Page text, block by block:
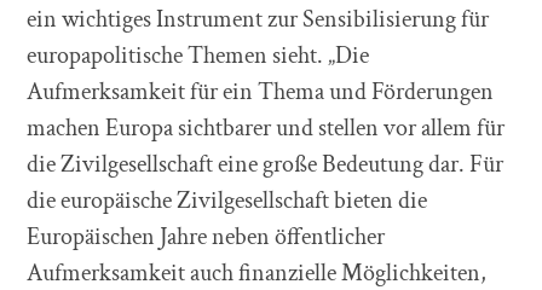
ein wichtiges Instrument zur Sensibilisierung für
europapolitische Themen sieht. „Die
Aufmerksamkeit für ein Thema und Förderungen
machen Europa sichtbarer und stellen vor allem für
die Zivilgesellschaft eine große Bedeutung dar. Für
die europäische Zivilgesellschaft bieten die
Europäischen Jahre neben öffentlicher
Aufmerksamkeit auch finanzielle Möglichkeiten,